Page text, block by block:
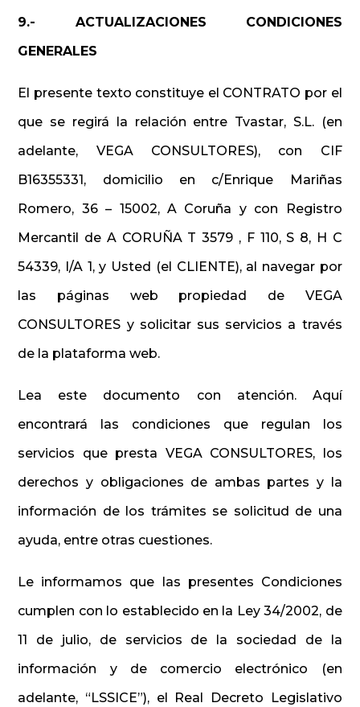
9.- ACTUALIZACIONES CONDICIONES
GENERALES
El presente texto constituye el CONTRATO por el
que se regirá la relación entre Tvastar, S.L. (en
adelante, VEGA CONSULTORES), con CIF
B16355331, domicilio en c/Enrique Mariñas
Romero, 36 – 15002, A Coruña y con Registro
Mercantil de A CORUÑA T 3579 , F 110, S 8, H C
54339, I/A 1, y Usted (el CLIENTE), al navegar por
las páginas web propiedad de VEGA
CONSULTORES y solicitar sus servicios a través
de la plataforma web.
Lea este documento con atención. Aquí
encontrará las condiciones que regulan los
servicios que presta VEGA CONSULTORES, los
derechos y obligaciones de ambas partes y la
información de los trámites se solicitud de una
ayuda, entre otras cuestiones.
Le informamos que las presentes Condiciones
cumplen con lo establecido en la Ley 34/2002, de
11 de julio, de servicios de la sociedad de la
información y de comercio electrónico (en
adelante, “LSSICE”), el Real Decreto Legislativo